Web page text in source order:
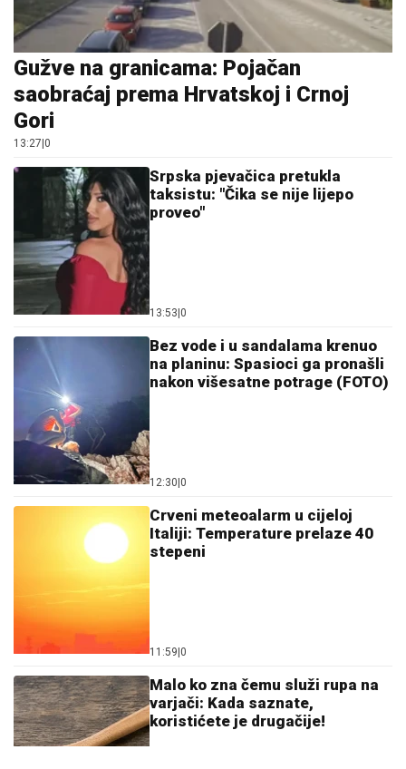
Gužve na granicama: Pojačan
saobraćaj prema Hrvatskoj i Crnoj
Gori
13:27|0
Srpska pjevačica pretukla
taksistu: "Čika se nije lijepo
proveo"
13:53|0
Bez vode i u sandalama krenuo
na planinu: Spasioci ga pronašli
nakon višesatne potrage (FOTO)
12:30|0
Crveni meteoalarm u cijeloj
Italiji: Temperature prelaze 40
stepeni
11:59|0
Malo ko zna čemu služi rupa na
varjači: Kada saznate,
koristićete je drugačije!